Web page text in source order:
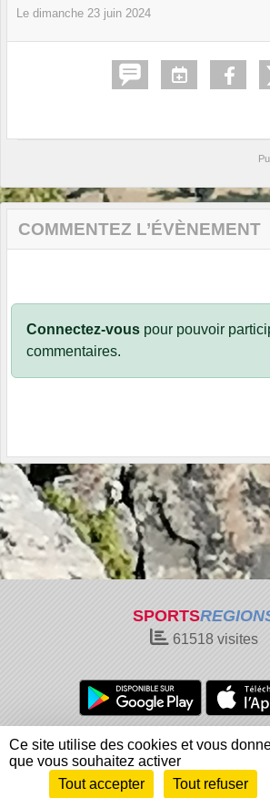
Le dimanche 23 juin 2024
COMMENTEZ L’ÉVÈNEMENT
Connectez-vous pour pouvoir
commentaires.
SPORTS
61518visites
Charte cookies
Gestion
Informations légales
Signaler un
Envie de participer ?
Ce site utilise des cookies et vous
que vous souhaitez activer
Tout accepter
Tout refuser